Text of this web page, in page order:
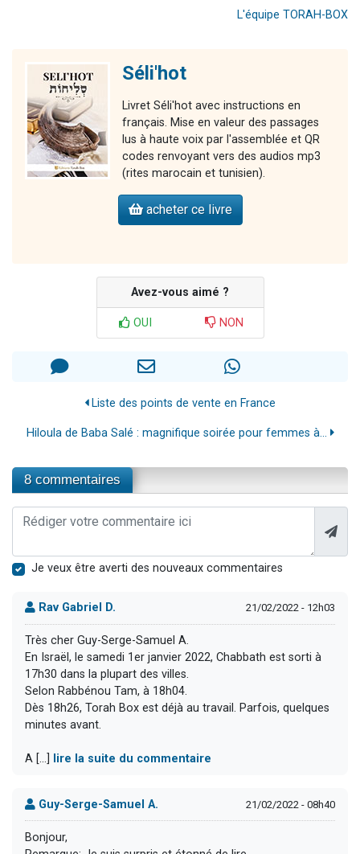
L'équipe TORAH-BOX
Séli'hot
Livret Séli'hot avec instructions en
français. Mise en valeur des passages
lus à haute voix par l'assemblée et QR
codes renvoyant vers des audios mp3
(rites marocain et tunisien).
acheter ce livre
Avez-vous aimé ?
OUI NON
Liste des points de vente en France
Hiloula de Baba Salé : magnifique soirée pour femmes à...
8 commentaires
Je veux être averti des nouveaux commentaires
Rav Gabriel D. 21/02/2022 - 12h03
Très cher Guy-Serge-Samuel A.
En Israël, le samedi 1er janvier 2022, Chabbath est sorti à
17h30 dans la plupart des villes.
Selon Rabbénou Tam, à 18h04.
Dès 18h26, Torah Box est déjà au travail. Parfois, quelques
minutes avant.
A [...] lire la suite du commentaire
Guy-Serge-Samuel A. 21/02/2022 - 08h40
Bonjour,